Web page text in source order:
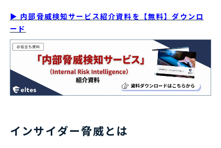
▶ 内部脅威検知サービス紹介資料を【無料】ダウンロ
ード
インサイダー脅威とは